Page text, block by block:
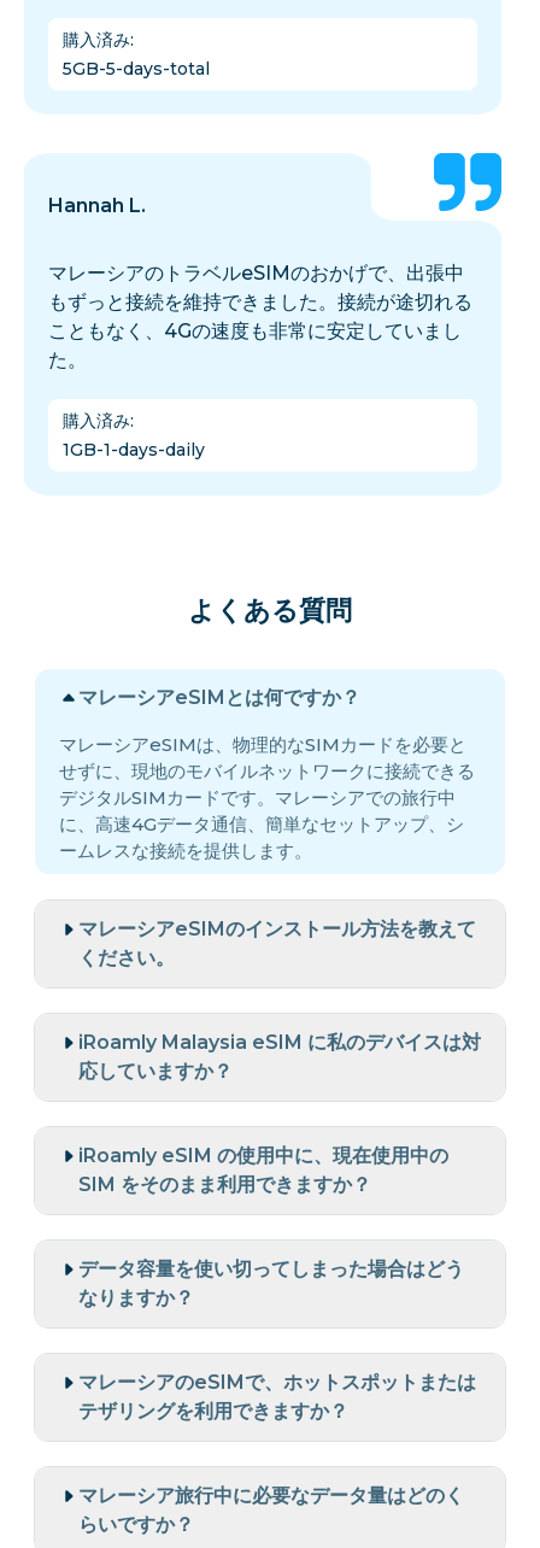
購入済み:
5GB-5-days-total
Hannah L.
マレーシアのトラベルeSIMのおかげで、出張中
もずっと接続を維持できました。接続が途切れる
こともなく、4Gの速度も非常に安定していまし
た。
購入済み:
1GB-1-days-daily
よくある質問
マレーシアeSIMとは何ですか？
マレーシアeSIMは、物理的なSIMカードを必要と
せずに、現地のモバイルネットワークに接続できる
デジタルSIMカードです。マレーシアでの旅行中
に、高速4Gデータ通信、簡単なセットアップ、シ
ームレスな接続を提供します。
マレーシアeSIMのインストール方法を教えて
ください。
iRoamly Malaysia eSIM に私のデバイスは対
応していますか？
iRoamly eSIM の使用中に、現在使用中の
SIM をそのまま利用できますか？
データ容量を使い切ってしまった場合はどう
なりますか？
マレーシアのeSIMで、ホットスポットまたは
テザリングを利用できますか？
マレーシア旅行中に必要なデータ量はどのく
らいですか？